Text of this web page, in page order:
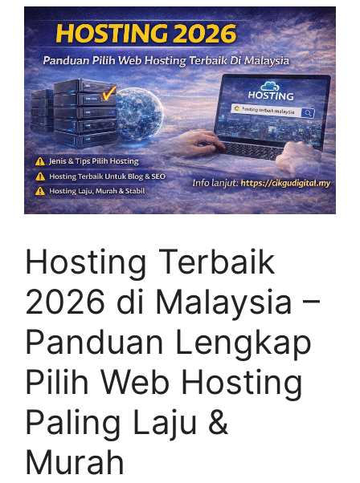
Hosting Terbaik
2026 di Malaysia –
Panduan Lengkap
Pilih Web Hosting
Paling Laju &
Murah